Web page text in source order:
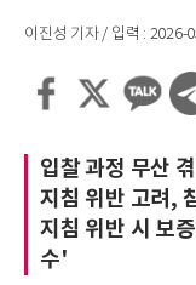
이진성 기자 / 입력 : 2026-
입찰 과정 무산
지침 위반 고려,
지침 위반 시 보
수'